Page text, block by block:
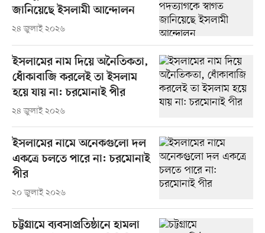
জানিয়েছে ইসলামী আন্দোলন
২৪ জুলাই ২০২৬
ইসলামের নাম দিয়ে অনৈতিকতা,
ধোঁকাবাজি করলেই তা ইসলাম
হয়ে যায় না: চরমোনাই পীর
২৪ জুলাই ২০২৬
ইসলামের নামে অনেকগুলো দল
একত্রে চলতে পারে না: চরমোনাই
পীর
২০ জুলাই ২০২৬
চট্টগ্রামে ব্যবসাপ্রতিষ্ঠানে হামলা